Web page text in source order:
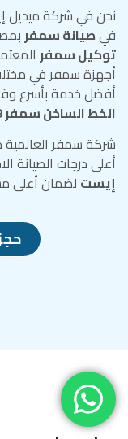
نحن في شركة ميديل
فيصيانة سمفر
توكيل سمفر
أجهزة سمفر في
أفضل خدمة بأسرع
الخط الساخن سمفر 01116133399
شركة سمفر العالمية
أعلى درجات الصيانة
إيست لضمان أعلى